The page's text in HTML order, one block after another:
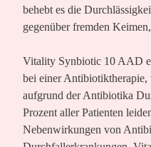
behebt es die
gegenüber fremden
Vitality Synbiotic 10 AAD
bei einer
aufgrund der Antibiotika
Prozent aller Patienten
Nebenwirkungen von